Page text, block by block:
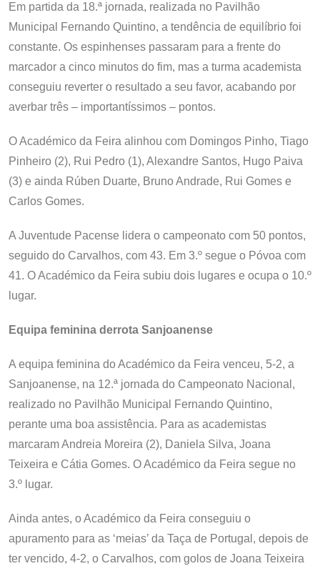
Em partida da 18.ª jornada, realizada no Pavilhão
Municipal Fernando Quintino, a tendência de equilíbrio foi
constante. Os espinhenses passaram para a frente do
marcador a cinco minutos do fim, mas a turma academista
conseguiu reverter o resultado a seu favor, acabando por
averbar três – importantíssimos – pontos.
O Académico da Feira alinhou com Domingos Pinho, Tiago
Pinheiro (2), Rui Pedro (1), Alexandre Santos, Hugo Paiva
(3) e ainda Rúben Duarte, Bruno Andrade, Rui Gomes e
Carlos Gomes.
A Juventude Pacense lidera o campeonato com 50 pontos,
seguido do Carvalhos, com 43. Em 3.º segue o Póvoa com
41. O Académico da Feira subiu dois lugares e ocupa o 10.º
lugar.
Equipa feminina derrota Sanjoanense
A equipa feminina do Académico da Feira venceu, 5-2, a
Sanjoanense, na 12.ª jornada do Campeonato Nacional,
realizado no Pavilhão Municipal Fernando Quintino,
perante uma boa assistência. Para as academistas
marcaram Andreia Moreira (2), Daniela Silva, Joana
Teixeira e Cátia Gomes. O Académico da Feira segue no
3.º lugar.
Ainda antes, o Académico da Feira conseguiu o
apuramento para as ‘meias’ da Taça de Portugal, depois de
ter vencido, 4-2, o Carvalhos, com golos de Joana Teixeira